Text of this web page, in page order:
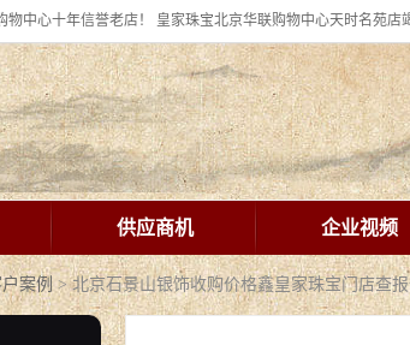
供应商机 企业视频
案例 > 北京石景山银饰收购价格鑫皇家珠宝门店查